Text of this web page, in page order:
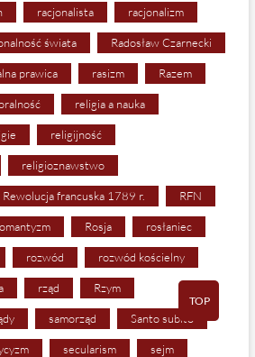
racjonalista racjonalizm
świata Radosław Czarnecki
prawica rasizm Razem
religia a nauka
religijność
religioznawstwo
Rewolucja francuska 1789 r. RFN
Rosja rosłaniec
rozwód rozwód kościelny
rząd Rzym
samorząd Santo subito
secularism sejm
TOP